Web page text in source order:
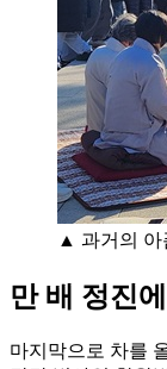
▲ 과거의 아
만 배 정진
마지막으로 차를